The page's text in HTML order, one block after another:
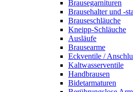
Brausegarnituren
Brausehalter und -
Brauseschläuche
Kneipp-Schläuche
Ausläufe
Brausearme
Eckventile /
Kaltwasserventile
Handbrausen
Bidetarmaturen